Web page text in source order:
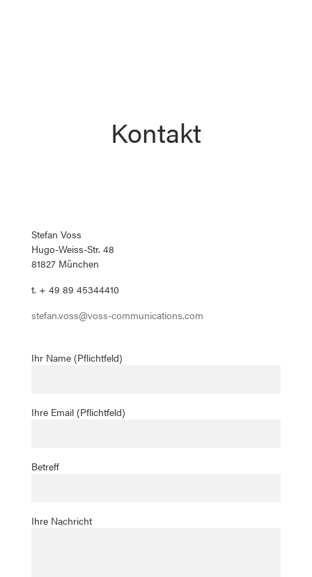
Kontakt
Stefan Voss
Hugo-Weiss-Str. 48
81827 München
t. + 49 89 45344410
stefan.voss@voss-communications.com
Ihr Name (Pflichtfeld)
Ihre Email (Pflichtfeld)
Betreff
Ihre Nachricht